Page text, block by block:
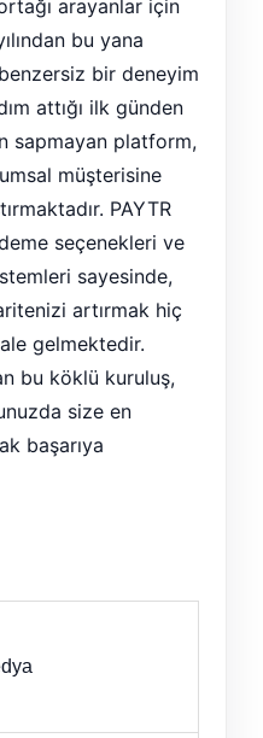
arayanlar için
bu yana
bir deneyim
attığı ilk günden
sapmayan platform,
müşterisine
PAYTR
seçenekleri ve
sayesinde,
artırmak hiç
gelmektedir.
bu köklü kuruluş,
size en
başarıya